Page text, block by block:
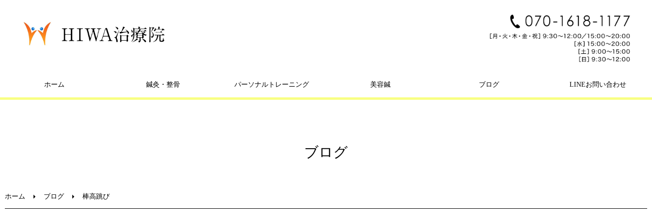
ホーム 鍼灸・整骨 パーソナルトレーニング 美容鍼 ブログ LINEお問い合わせ
ブログ
ホーム ブログ 棒高跳び